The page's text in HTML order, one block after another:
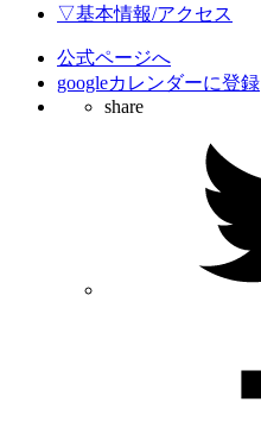
▽基本情報/アクセス
公式ページへ
googleカレンダーに登録
share